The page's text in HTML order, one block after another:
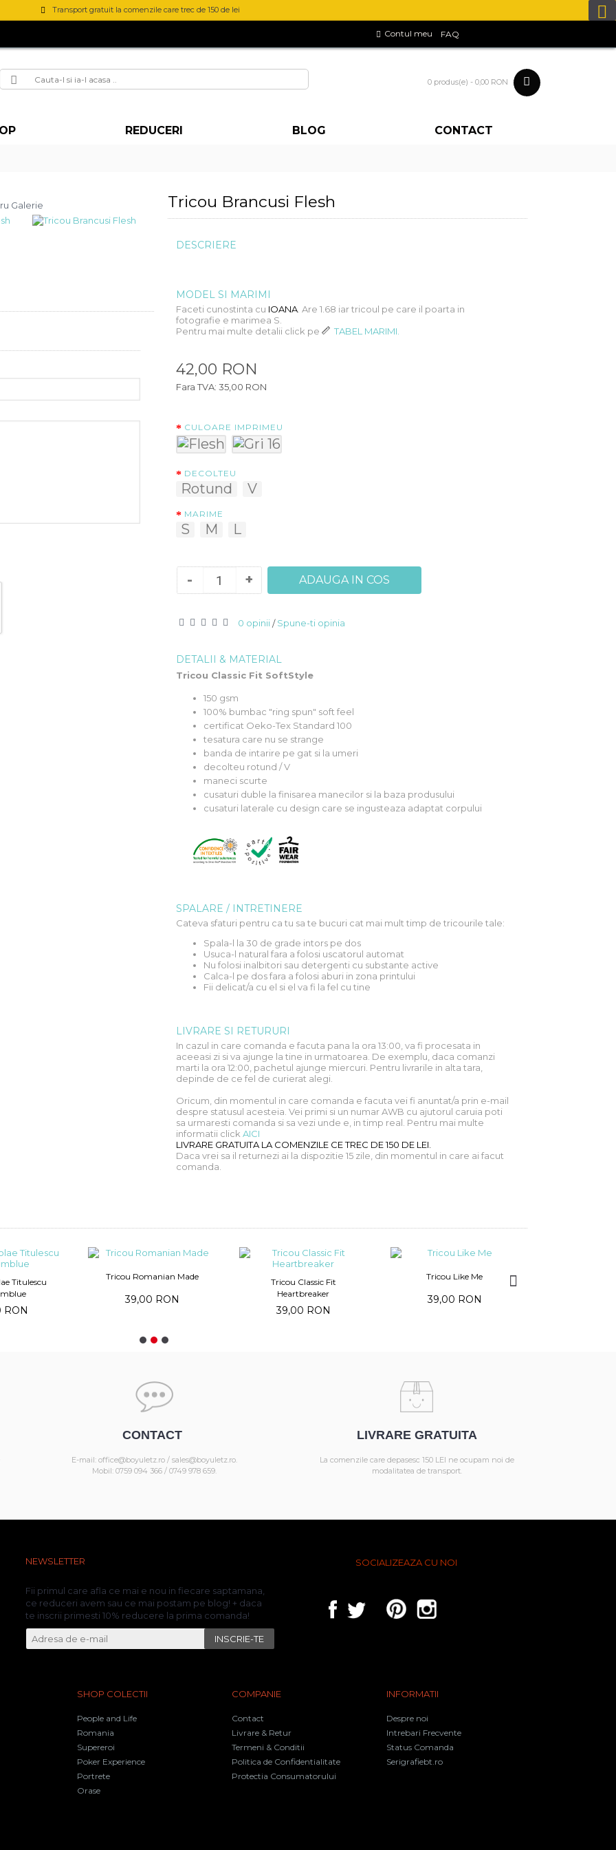
Transport gratuit la comenzile care trec de 150 de lei
Contul meu FAQ
0 produs(e) - 0,00 RON
REDUCERI BLOG CONTACT
Galerie Tricou Brancusi Flesh
DESCRIERE
MODEL SI MARIMI
Faceti cunostinta cu IOANA . Are 1.68 iar tricoul pe care il poarta in
fotografie e marimea S.
Pentru mai multe detalii click pe
TABEL MARIMI.
42,00 RON
Fara TVA: 35,00 RON
CULOARE IMPRIMEU
DECOLTEU
Rotund V
MARIME
S M L
- + ADAUGA IN COS
0 opinii/Spune-ti opinia
DETALII & MATERIAL
Tricou Classic Fit SoftStyle
150 gsm
100% bumbac "ring spun" soft feel
certificat Oeko-Tex Standard 100
tesatura care nu se strange
banda de intarire pe gat si la umeri
decolteu rotund / V
maneci scurte
cusaturi duble la finisarea manecilor si la baza produsului
cusaturi laterale cu design care se ingusteaza adaptat corpului
SPALARE / INTRETINERE
Cateva sfaturi pentru ca tu sa te bucuri cat mai mult timp de tricourile tale:
Spala-l la 30 de grade intors pe dos
Usuca-l natural fara a folosi uscatorul automat
Nu folosi inalbitori sau detergenti cu substante active
Calca-l pe dos fara a folosi aburi in zona printului
Fii delicat/a cu el si el va fi la fel cu tine
LIVRARE SI RETURURI
In cazul in care comanda e facuta pana la ora 13:00, va fi procesata in
aceeasi zi si va ajunge la tine in urmatoarea. De exemplu, daca comanzi
marti la ora 12:00, pachetul ajunge miercuri. Pentru livrarile in alta tara,
depinde de ce fel de curierat alegi.
Oricum, din momentul in care comanda e facuta vei fi anuntat/a prin e-mail
despre statusul acesteia. Vei primi si un numar AWB cu ajutorul caruia poti
sa urmaresti comanda si sa vezi unde e, in timp real. Pentru mai multe
informatii click AICI
LIVRARE GRATUITA LA COMENZILE CE TREC DE 150 DE LEI.
Daca vrei sa il returnezi ai la dispozitie 15 zile, din momentul in care ai facut
comanda.
Titulescu
RON
Tricou Romanian Made
39,00 RON
Tricou Classic Fit
Heartbreaker
39,00 RON
Tricou Like Me
39,00 RON
CONTACT
E-mail: office@boyuletz.ro / sales@boyuletz.ro.
Mobil: 0759 094 366 / 0749 978 659.
LIVRARE GRATUITA
La comenzile care depasesc 150 LEI ne ocupam noi de
modalitatea de transport.
NEWSLETTER
Fii primul care afla ce mai e nou in fiecare saptamana,
ce reduceri avem sau ce mai postam pe blog! + daca
te inscrii primesti 10% reducere la prima comanda!
INSCRIE-TE
SOCIALIZEAZA CU NOI
SHOP COLECTII
People and Life
Romania
Supereroi
Poker Experience
Portrete
Orase
COMPANIE
Contact
Livrare & Retur
Termeni & Conditii
Politica de Confidentialitate
Protectia Consumatorului
INFORMATII
Despre noi
Intrebari Frecvente
Status Comanda
Serigrafiebt.ro